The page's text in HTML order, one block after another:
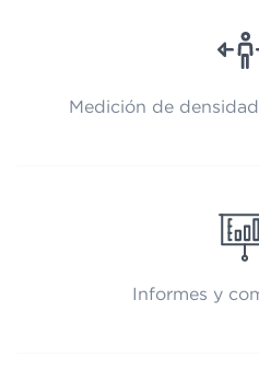
Medición de
Informes y